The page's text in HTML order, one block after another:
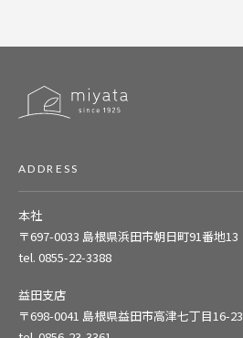
ADDRESS
本社
〒697-0033 島根県浜田市朝日町91番地13
tel. 0855-22-3388
益田支店
〒698-0041 島根県益田市高津七丁目16-23